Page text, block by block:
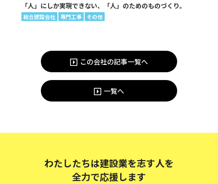
「人」にしか実現できない、「人」のためのものづくり。
総合建設会社 専門工事 その他
この会社の記事一覧へ
一覧へ
わたしたちは建設業を志す人を
全力で応援します